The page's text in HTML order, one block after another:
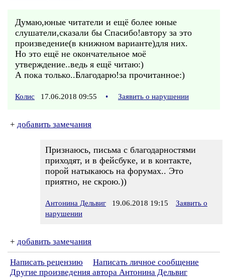
Думаю,юные читатели и ещё более юные
слушатели,сказали бы Спасибо!автору за это
произведение(в книжном варианте)для них.
Но это ещё не окончательное моё
утверждение..ведь я ещё читаю:)
А пока только..Благодарю!за прочитанное:)
Колис 17.06.2018 09:55 • Заявить о нарушении
+ добавить замечания
Признаюсь, письма с благодарностями
приходят, и в фейсбуке, и в контакте,
порой натыкаюсь на форумах.. Это
приятно, не скрою.))
Антонина Дельвиг 19.06.2018 19:15
Заявить о
нарушении
+ добавить замечания
Написать рецензию
Написать личное сообщение
Другие произведения автора Антонина Дельвиг